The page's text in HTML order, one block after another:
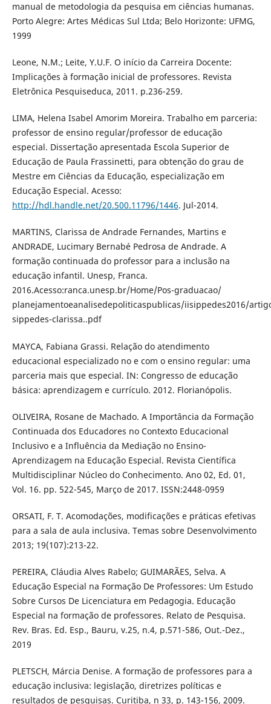
manual de metodologia da pesquisa em ciências humanas.
Porto Alegre: Artes Médicas Sul Ltda; Belo Horizonte: UFMG,
1999
Leone, N.M.; Leite, Y.U.F. O início da Carreira Docente:
Implicações à formação inicial de professores. Revista
Eletrônica Pesquiseduca, 2011. p.236-259.
LIMA, Helena Isabel Amorim Moreira. Trabalho em parceria:
professor de ensino regular/professor de educação
especial. Dissertação apresentada `Escola Superior de
Educação de Paula Frassinetti, para obtenção do grau de
Mestre em Ciências da Educação, especialização em
Educação Especial. Acesso:
http://hdl.handle.net/20.500.11796/1446. Jul-2014.
MARTINS, Clarissa de Andrade Fernandes, Martins e
ANDRADE, Lucimary Bernabé Pedrosa de Andrade. A
formação continuada do professor para a inclusão na
educação infantil. Unesp, Franca.
2016.Acesso:ranca.unesp.br/Home/Pos-graduacao/
planejamentoeanalisedepoliticaspublicas/iisippedes2016/
sippedes-clarissa..pdf
MAYCA, Fabiana Grassi. Relação do atendimento
educacional especializado no e com o ensino regular: uma
parceria mais que especial. IN: Congresso de educação
básica: aprendizagem e currículo. 2012. Florianópolis.
OLIVEIRA, Rosane de Machado. A Importância da Formação
Continuada dos Educadores no Contexto Educacional
Inclusivo e a Influência da Mediação no Ensino-
Aprendizagem na Educação Especial. Revista Científica
Multidisciplinar Núcleo do Conhecimento. Ano 02, Ed. 01,
Vol. 16. pp. 522-545, Março de 2017. ISSN:2448-0959
ORSATI, F. T. Acomodações, modificações e práticas efetivas
para a sala de aula inclusiva. Temas sobre Desenvolvimento
2013; 19(107):213-22.
PEREIRA, Cláudia Alves Rabelo; GUIMARÃES, Selva. A
Educação Especial na Formação De Professores: Um Estudo
Sobre Cursos De Licenciatura em Pedagogia. Educação
Especial na formação de professores. Relato de Pesquisa.
Rev. Bras. Ed. Esp., Bauru, v.25, n.4, p.571-586, Out.-Dez.,
2019
PLETSCH, Márcia Denise. A formação de professores para a
educação inclusiva: legislação, diretrizes políticas e
resultados de pesquisas. Curitiba, n 33, p. 143-156, 2009.